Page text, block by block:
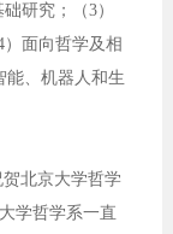
研究；（3）
面向哲学及相
能、机器人和生
北京大学哲学
学哲学系一直